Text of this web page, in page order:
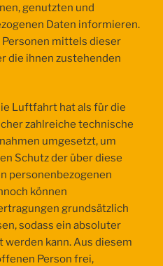
genutzten und
Daten informieren.
mittels dieser
die ihnen zustehenden
Luftfahrt hat als für die
zahlreiche technische
umgesetzt, um
Schutz der über diese
personenbezogenen
können
grundsätzlich
sodass ein absoluter
kann. Aus diesem
Person frei,